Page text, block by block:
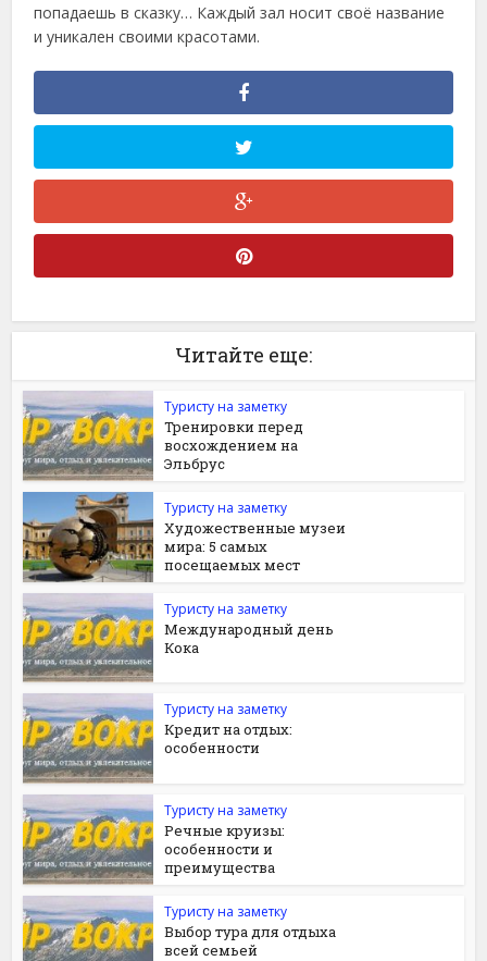
попадаешь в сказку… Каждый зал носит своё название
и уникален своими красотами.
Читайте еще:
Туристу на заметку
Тренировки перед
восхождением на
Эльбрус
Туристу на заметку
Художественные музеи
мира: 5 самых
посещаемых мест
Туристу на заметку
Международный день
Кока
Туристу на заметку
Кредит на отдых:
особенности
Туристу на заметку
Речные круизы:
особенности и
преимущества
Туристу на заметку
Выбор тура для отдыха
всей семьей